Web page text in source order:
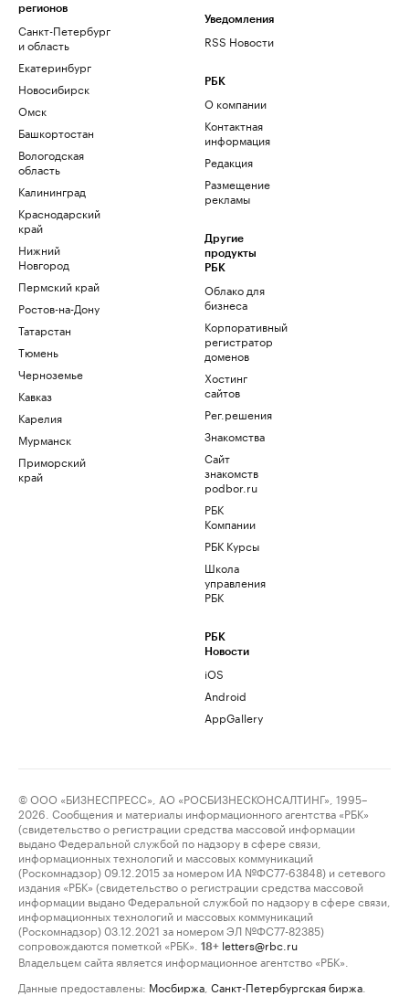
регионов
Санкт-Петербург
и область
Екатеринбург
Новосибирск
Омск
Башкортостан
Вологодская
область
Калининград
Краснодарский
край
Нижний
Новгород
Пермский край
Ростов-на-Дону
Татарстан
Тюмень
Черноземье
Кавказ
Карелия
Мурманск
Приморский
край
Уведомления
RSS Новости
РБК
О компании
Контактная
информация
Редакция
Размещение
рекламы
Другие
продукты
РБК
Облако для
бизнеса
Корпоративный
регистратор
доменов
Хостинг
сайтов
Рег.решения
Знакомства
Сайт
знакомств
podbor.ru
РБК
Компании
РБК Курсы
Школа
управления
РБК
РБК
Новости
iOS
Android
AppGallery
© ООО «БИЗНЕСПРЕСС», АО «РОСБИЗНЕСКОНСАЛТИНГ», 1995–
2026. Сообщения и материалы информационного агентства «РБК»
(свидетельство о регистрации средства массовой информации
выдано Федеральной службой по надзору в сфере связи,
информационных технологий и массовых коммуникаций
(Роскомнадзор) 09.12.2015 за номером ИА №ФС77-63848) и сетевого
издания «РБК» (свидетельство о регистрации средства массовой
информации выдано Федеральной службой по надзору в сфере связи,
информационных технологий и массовых коммуникаций
(Роскомнадзор) 03.12.2021 за номером ЭЛ №ФС77-82385)
сопровождаются пометкой «РБК».
18+ letters@rbc.ru
Владельцем сайта является информационное агентство «РБК».
Данные предоставлены: Мосбиржа Санкт-Петербургская биржа